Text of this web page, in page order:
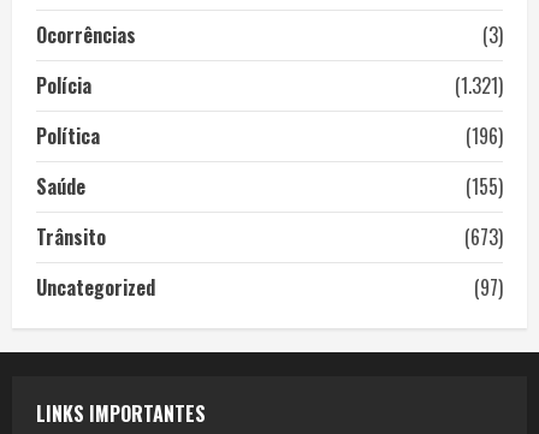
Ocorrências
(3)
Polícia
(1.321)
Política
(196)
Saúde
(155)
Trânsito
(673)
Uncategorized
(97)
LINKS IMPORTANTES